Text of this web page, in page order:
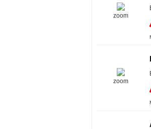
zoom
zoom